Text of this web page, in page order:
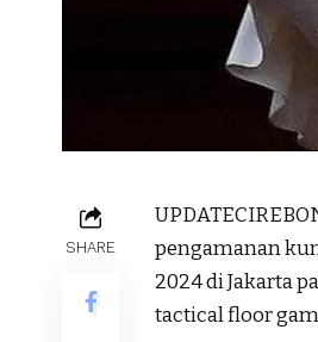
SHARE
pengamanan
2024 di Jakarta
tactical floor